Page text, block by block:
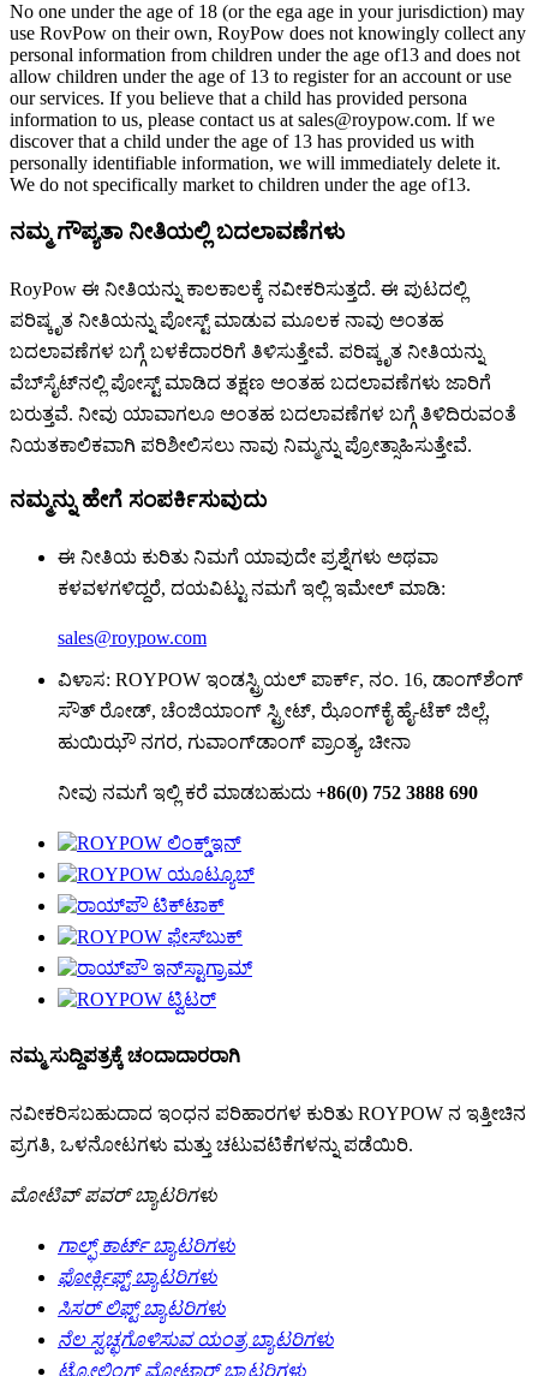
No one under the age of 18 (or the ega age in your jurisdiction) may
use RovPow on their own, RoyPow does not knowingly collect any
personal information from children under the age of13 and does not
allow children under the age of 13 to register for an account or use
our services. If you believe that a child has provided persona
information to us, please contact us at sales@roypow.com. lf we
discover that a child under the age of 13 has provided us with
personally identifiable information, we will immediately delete it.
We do not specifically market to children under the age of13.
ನಮ್ಮ ಗೌಪ್ಯತಾ ನೀತಿಯಲ್ಲಿ ಬದಲಾವಣೆಗಳು
RoyPow ಈ ನೀತಿಯನ್ನು ಕಾಲಕಾಲಕ್ಕೆ ನವೀಕರಿಸುತ್ತದೆ. ಈ ಪುಟದಲ್ಲಿ
ಪರಿಷ್ಕೃತ ನೀತಿಯನ್ನು ಪೋಸ್ಟ್ ಮಾಡುವ ಮೂಲಕ ನಾವು ಅಂತಹ
ಬದಲಾವಣೆಗಳ ಬಗ್ಗೆ ಬಳಕೆದಾರರಿಗೆ ತಿಳಿಸುತ್ತೇವೆ. ಪರಿಷ್ಕೃತ ನೀತಿಯನ್ನು
ವೆಬ್‌ಸೈಟ್‌ನಲ್ಲಿ ಪೋಸ್ಟ್ ಮಾಡಿದ ತಕ್ಷಣ ಅಂತಹ ಬದಲಾವಣೆಗಳು ಜಾರಿಗೆ
ಬರುತ್ತವೆ. ನೀವು ಯಾವಾಗಲೂ ಅಂತಹ ಬದಲಾವಣೆಗಳ ಬಗ್ಗೆ ತಿಳಿದಿರುವಂತೆ
ನಿಯತಕಾಲಿಕವಾಗಿ ಪರಿಶೀಲಿಸಲು ನಾವು ನಿಮ್ಮನ್ನು ಪ್ರೋತ್ಸಾಹಿಸುತ್ತೇವೆ.
ನಮ್ಮನ್ನು ಹೇಗೆ ಸಂಪರ್ಕಿಸುವುದು
ಈ ನೀತಿಯ ಕುರಿತು ನಿಮಗೆ ಯಾವುದೇ ಪ್ರಶ್ನೆಗಳು ಅಥವಾ
ಕಳವಳಗಳಿದ್ದರೆ, ದಯವಿಟ್ಟು ನಮಗೆ ಇಲ್ಲಿ ಇಮೇಲ್ ಮಾಡಿ:
sales@roypow.com
ವಿಳಾಸ: ROYPOW ಇಂಡಸ್ಟ್ರಿಯಲ್ ಪಾರ್ಕ್, ನಂ. 16, ಡಾಂಗ್‌ಶೆಂಗ್
ಸೌತ್ ರೋಡ್, ಚೆಂಜಿಯಾಂಗ್ ಸ್ಟ್ರೀಟ್, ಝೊಂಗ್‌ಕೈ ಹೈ-ಟೆಕ್ ಜಿಲ್ಲೆ,
ಹುಯಿಝೌ ನಗರ, ಗುವಾಂಗ್‌ಡಾಂಗ್ ಪ್ರಾಂತ್ಯ, ಚೀನಾ
ನೀವು ನಮಗೆ ಇಲ್ಲಿ ಕರೆ ಮಾಡಬಹುದು +86(0) 752 3888 690
ನಮ್ಮ ಸುದ್ದಿಪತ್ರಕ್ಕೆ ಚಂದಾದಾರರಾಗಿ
ನವೀಕರಿಸಬಹುದಾದ ಇಂಧನ ಪರಿಹಾರಗಳ ಕುರಿತು ROYPOW ನ ಇತ್ತೀಚಿನ
ಪ್ರಗತಿ, ಒಳನೋಟಗಳು ಮತ್ತು ಚಟುವಟಿಕೆಗಳನ್ನು ಪಡೆಯಿರಿ.
ಮೋಟಿವ್ ಪವರ್ ಬ್ಯಾಟರಿಗಳು
ಗಾಲ್ಫ್ ಕಾರ್ಟ್ ಬ್ಯಾಟರಿಗಳು
ಫೋರ್ಕ್ಲಿಫ್ಟ್ ಬ್ಯಾಟರಿಗಳು
ಸಿಸರ್ ಲಿಫ್ಟ್ ಬ್ಯಾಟರಿಗಳು
ನೆಲ ಸ್ವಚ್ಛಗೊಳಿಸುವ ಯಂತ್ರ ಬ್ಯಾಟರಿಗಳು
ಟ್ರೋಲಿಂಗ್ ಮೋಟಾರ್ ಬ್ಯಾಟರಿಗಳು